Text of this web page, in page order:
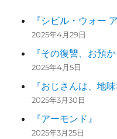
『シビル・ウォー
2025年4月29日
『その復讐、お預
2025年4月5日
『おじさんは、地
2025年3月30日
『アーモンド』
2025年3月25日